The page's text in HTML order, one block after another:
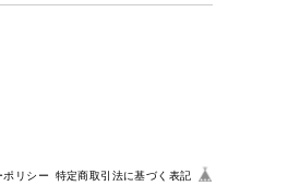
ポリシー 特定商取引法に基づく表記